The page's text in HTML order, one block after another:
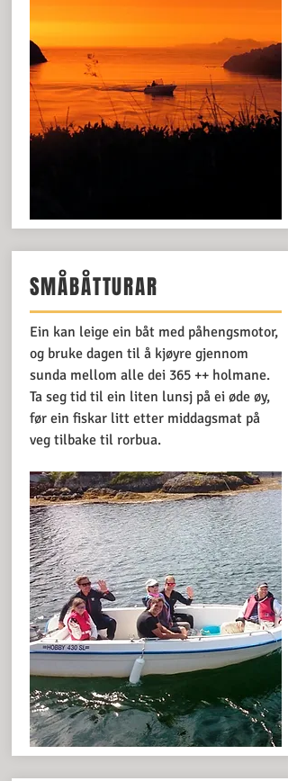
SMÅBÅTTURAR
Ein kan leige ein båt med påhengsmotor,
og bruke dagen til å kjøyre gjennom
sunda mellom alle dei 365 ++ holmane.
Ta seg tid til ein liten lunsj på ei øde øy,
før ein fiskar litt etter middagsmat på
veg tilbake til rorbua.